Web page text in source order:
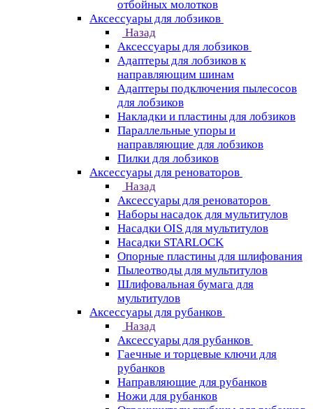
отбойных молотков
Аксессуары для лобзиков
Назад
Аксессуары для лобзиков
Адаптеры для лобзиков к
направляющим шинам
Адаптеры подключения пылесосов
для лобзиков
Накладки и пластины для лобзиков
Параллельные упоры и
направляющие для лобзиков
Пилки для лобзиков
Аксессуары для реноваторов
Назад
Аксессуары для реноваторов
Наборы насадок для мультитулов
Насадки OIS для мультитулов
Насадки STARLOCK
Опорные пластины для шлифования
Пылеотводы для мультитулов
Шлифовальная бумага для
мультитулов
Аксессуары для рубанков
Назад
Аксессуары для рубанков
Гаечные и торцевые ключи для
рубанков
Направляющие для рубанков
Ножи для рубанков